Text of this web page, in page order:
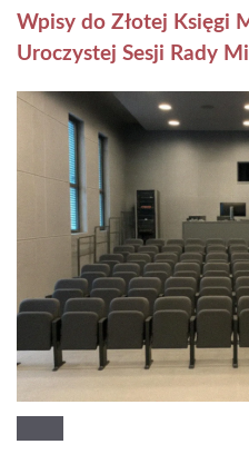
Wpisy do Złotej Księgi
Uroczystej Sesji Rady